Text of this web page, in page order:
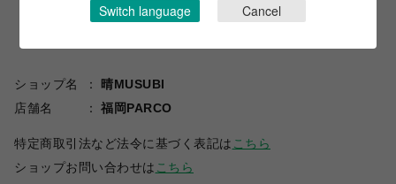
ショップ名
晴MUSUBI
店舗名
福岡PARCO
特定商取引法など法令に基づく表記は こちら
ショップお問い合わせは こちら
Switch language Cancel